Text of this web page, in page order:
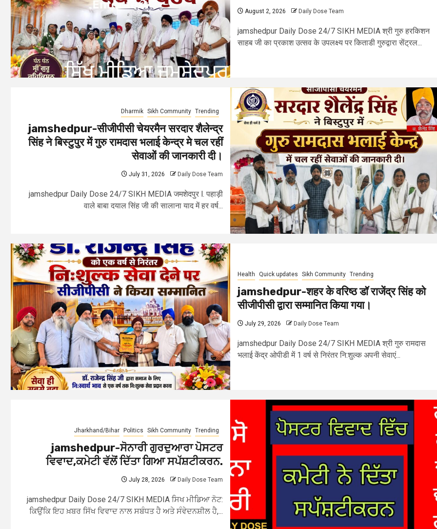
August 2, 2026 Daily Dose Team
jamshedpur Daily Dose 24/7 SIKH MEDIA श्री गुरु हरकिशन
साहब जी का प्रकाश उत्सव के उपलक्ष्य पर किताडी गुरुद्वारा सेंट्रल...
Dharmik Sikh Community Trending
jamshedpur-सीजीपीसी चेयरमैन सरदार शैलेन्द्र
सिंह ने बिस्टुपुर में गुरु रामदास भलाई केन्द्र मे चल रहीं
सेवाओं की जानकारी दी।
July 31, 2026 Daily Dose Team
jamshedpur Daily Dose 24/7 SIKH MEDIA जमशेदपुर l. पहाड़ी
वाले बाबा दयाल सिंह जी की सालाना याद में हर वर्ष...
Health Quick updates Sikh Community Trending
jamshedpur-शहर के वरिष्ठ डॉ राजेंद्र सिंह को
सीजीपीसी द्वारा सम्मानित किया गया।
July 29, 2026 Daily Dose Team
jamshedpur Daily Dose 24/7 SIKH MEDIA श्री गुरु रामदास
भलाई केंद्र ओपीडी में 1 वर्ष से निरंतर नि:शुल्क अपनी सेवाएं...
Jharkhand/Bihar Politics Sikh Community Trending
jamshedpur-ਸੋਨਾਰੀ ਗੁਰਦੁਆਰਾ ਪੋਸਟਰ
ਵਿਵਾਦ,ਕਮੇਟੀ ਵੱਲੋਂ ਦਿੱਤਾ ਗਿਆ ਸਪੱਸ਼ਟੀਕਰਨ.
July 28, 2026 Daily Dose Team
jamshedpur Daily Dose 24/7 SIKH MEDIA ਸਿਖ ਮੀਡਿਆ ਨੋਟ:
ਕਿਉਂਕਿ ਇਹ ਖ਼ਬਰ ਸਿੱਖ ਵਿਵਾਦ ਨਾਲ ਸਬੰਧਤ ਹੈ ਅਤੇ ਸੰਵੇਦਨਸ਼ੀਲ ਹੈ,...